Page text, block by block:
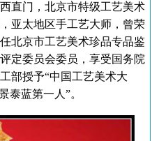
直门，北京市特级工艺美术
亚太地区手工艺大师，曾荣
北京市工艺美术珍品专品鉴
定委员会委员，享受国务院
部授予“中国工艺美术大
泰蓝第一人”。